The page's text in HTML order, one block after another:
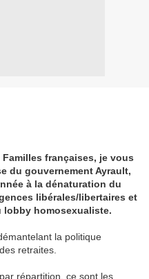
françaises, je vous
du gouvernement Ayrault,
à la dénaturation du
libérales/libertaires et
lobby homosexualiste.
la politique
retraites.
répartition, ce sont les